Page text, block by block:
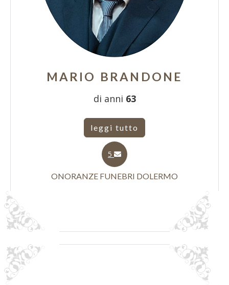
MARIO BRANDONE
di anni 63
leggi tutto
5
ONORANZE FUNEBRI DOLERMO